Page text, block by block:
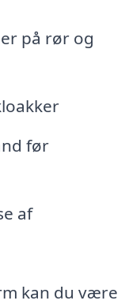
på rør og
før
af
kan du være